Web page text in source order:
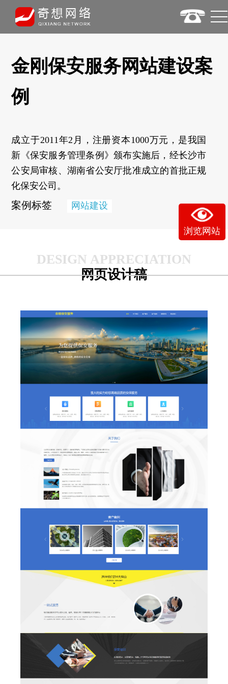
浏览网站
金刚保安服务网站建设案
例
成立于2011年2月，注册资本1000万元，是我国
新《保安服务管理条例》颁布实施后，经长沙市
公安局审核、湖南省公安厅批准成立的首批正规
化保安公司。
案例标签 网站建设
网页设计稿